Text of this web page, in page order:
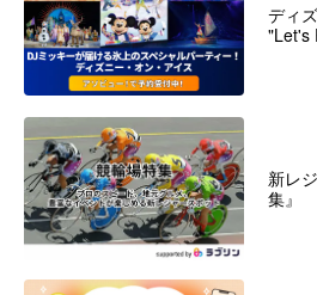
ディ
"Let's
新レ
集』